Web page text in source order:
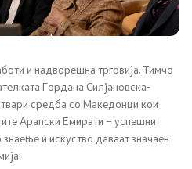
и надворешна трговија, Тимчо
Гордана Силјановска-
средба со Македонци кои
Арапски Емирати – успешни
и искуство даваат значаен